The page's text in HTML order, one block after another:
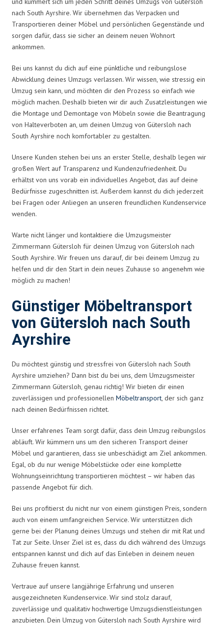
nach South Ayrshire. Wir übernehmen das Verpacken und
Transportieren deiner Möbel und persönlichen Gegenstände und
sorgen dafür, dass sie sicher an deinem neuen Wohnort
ankommen.
Bei uns kannst du dich auf eine pünktliche und reibungslose
Abwicklung deines Umzugs verlassen. Wir wissen, wie stressig ein
Umzug sein kann, und möchten dir den Prozess so einfach wie
möglich machen. Deshalb bieten wir dir auch Zusatzleistungen wie
die Montage und Demontage von Möbeln sowie die Beantragung
von Halteverboten an, um deinen Umzug von Gütersloh nach
South Ayrshire noch komfortabler zu gestalten.
Unsere Kunden stehen bei uns an erster Stelle, deshalb legen wir
großen Wert auf Transparenz und Kundenzufriedenheit. Du
erhältst von uns vorab ein individuelles Angebot, das auf deine
Bedürfnisse zugeschnitten ist. Außerdem kannst du dich jederzeit
bei Fragen oder Anliegen an unseren freundlichen Kundenservice
wenden.
Warte nicht länger und kontaktiere die Umzugsmeister
Zimmermann Gütersloh für deinen Umzug von Gütersloh nach
South Ayrshire. Wir freuen uns darauf, dir bei deinem Umzug zu
helfen und dir den Start in dein neues Zuhause so angenehm wie
möglich zu machen!
Günstiger Möbeltransport
von Gütersloh nach South
Ayrshire
Du möchtest günstig und stressfrei von Gütersloh nach South
Ayrshire umziehen? Dann bist du bei uns, dem Umzugsmeister
Zimmermann Gütersloh, genau richtig! Wir bieten dir einen
zuverlässigen und professionellen Möbeltransport, der sich ganz
nach deinen Bedürfnissen richtet.
Unser erfahrenes Team sorgt dafür, dass dein Umzug reibungslos
abläuft. Wir kümmern uns um den sicheren Transport deiner
Möbel und garantieren, dass sie unbeschädigt am Ziel ankommen.
Egal, ob du nur wenige Möbelstücke oder eine komplette
Wohnungseinrichtung transportieren möchtest – wir haben das
passende Angebot für dich.
Bei uns profitierst du nicht nur von einem günstigen Preis, sondern
auch von einem umfangreichen Service. Wir unterstützen dich
gerne bei der Planung deines Umzugs und stehen dir mit Rat und
Tat zur Seite. Unser Ziel ist es, dass du dich während des Umzugs
entspannen kannst und dich auf das Einleben in deinem neuen
Zuhause freuen kannst.
Vertraue auf unsere langjährige Erfahrung und unseren
ausgezeichneten Kundenservice. Wir sind stolz darauf,
zuverlässige und qualitativ hochwertige Umzugsdienstleistungen
anzubieten. Dein Umzug von Gütersloh nach South Ayrshire wird